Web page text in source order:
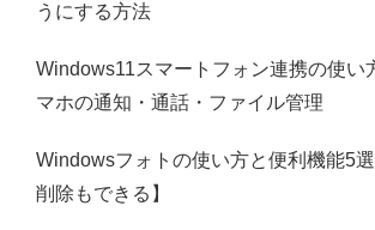
うにする方法
Windows11スマートフォン連携の使い
マホの通知・通話・ファイル管理
Windowsフォトの使い方と便利機能5
削除もできる】